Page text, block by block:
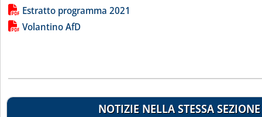
Lista allegati PDF alla notizia
Estratto programma 2021
Volantino AfD
NOTIZIE NELLA STESSA SEZIONE